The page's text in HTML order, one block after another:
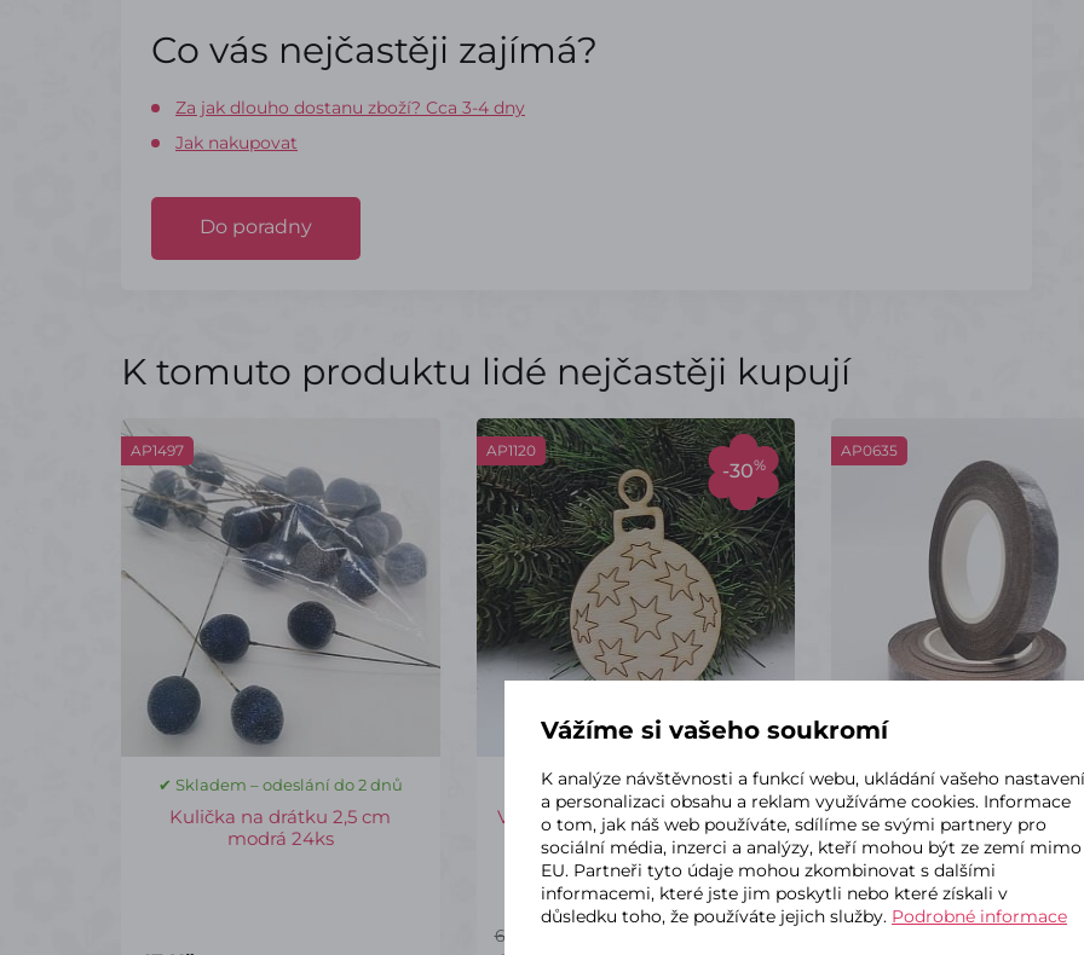
Co vás nejčastěji zajímá?
Za jak dlouho dostanu zboží? Cca 3-4 dny
Jak nakupovat
Do poradny
K tomuto produktu lidé nejčastěji kupují
AP1497
✔ Skladem – odeslání do 2 dnů
Kulička na drátku 2,5 cm
modrá 24ks
-30%
AP1120
✔ Skladem – odeslání do 2 dnů
Výřez vánoční ozdoba A 7 cm -
5ks
63 Kč
AP0635
✔ Skladem – odeslání do 2
Floristická páska 13
2 Varianty
Vážíme si vašeho soukromí
K analýze návštěvnosti a funkcí webu, ukládání vašeho
a personalizaci obsahu a reklam využíváme cookies. Informace
o tom, jak náš web používáte, sdílíme se svými partnery pro
sociální média, inzerci a analýzy, kteří mohou být ze zemí mimo
EU. Partneři tyto údaje mohou zkombinovat s dalšími
informacemi, které jste jim poskytli nebo které získali v
důsledku toho, že používáte jejich služby. Podrobné informace